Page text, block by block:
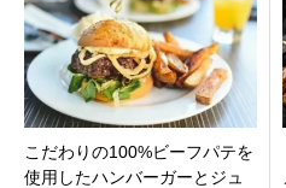
こだわりの100%ビーフパテを
使用したハンバーガーとジュ